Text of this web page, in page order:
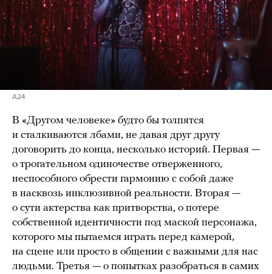
A24
В «Другом человеке» будто бы толпятся
и сталкиваются лбами, не давая друг другу
договорить до конца, несколько историй. Первая —
о трогательном одиночестве отверженного,
неспособного обрести гармонию с собой даже
в насквозь инклюзивной реальности. Вторая —
о сути актерства как притворства, о потере
собственной идентичности под маской персонажа,
которого мы пытаемся играть перед камерой,
на сцене или просто в общении с важными для нас
людьми. Третья — о попытках разобраться в самих